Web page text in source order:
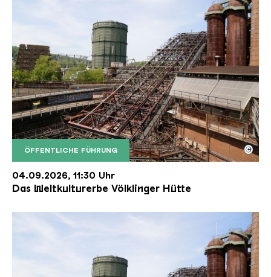
ÖFFENTLICHE FÜHRUNG
Der Erzschrägaufzug der Völklinger Hütte mit
Copyright: Weltkulturerbe Völklinger Hütte | Karl
©
04.09.2026, 11:30 Uhr
Das Weltkulturerbe Völklinger Hütte